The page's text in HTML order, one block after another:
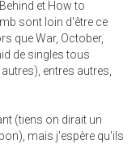
et How to
sont loin d'être ce
que War, October,
de singles tous
entres autres,
(tiens on dirait un
mais j'espère qu'ils